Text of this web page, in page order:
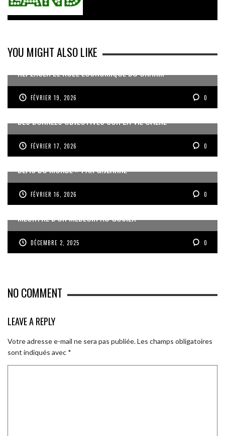
YOU MIGHT ALSO LIKE
REPENSER LE RÔLE ÉCONOMIQUE DU CNARM
FÉVRIER 19, 2026 0
DES DONNÉES OBJECTIVES SUR LA VIE CHÈRE
FÉVRIER 17, 2026 0
« UN GOSIER FIER, FORT ET RESPONSABLE FACE AUX
DÉFIS DU MONDE » PAR G.JEANNE
FÉVRIER 16, 2026 0
MEURTRE D’UN MÉDECIN AU GOSIER
DÉCEMBRE 2, 2025 0
NO COMMENT
LEAVE A REPLY
Votre adresse e-mail ne sera pas publiée.Les champs obligatoires
sont indiqués avec *